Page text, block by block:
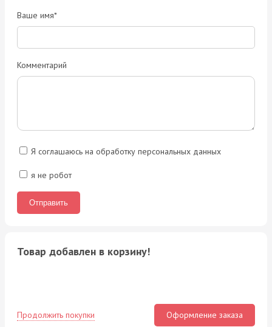
Ваше имя*
Комментарий
Я соглашаюсь на обработку персональных данных
я не робот
Товар добавлен в корзину!
Продолжить покупки Оформление заказа